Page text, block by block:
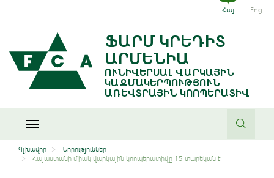
Հայ Eng
ՖԱՐՄ ԿՐԵԴԻՏ
ԱՐՄԵՆԻԱ
ՈՒՆԻՎԵՐՍԱԼ ՎԱՐԿԱՅԻՆ
ԿԱԶՄԱԿԵՐՊՈՒԹՅՈՒՆ
ԱՌԵՎՏՐԱՅԻՆ ԿՈՈՊԵՐԱՏԻՎ
Toggle
Գլխավոր
Նորություններ
Հայաստանի միակ վարկային կոոպերատիվը 15 տարեկան է